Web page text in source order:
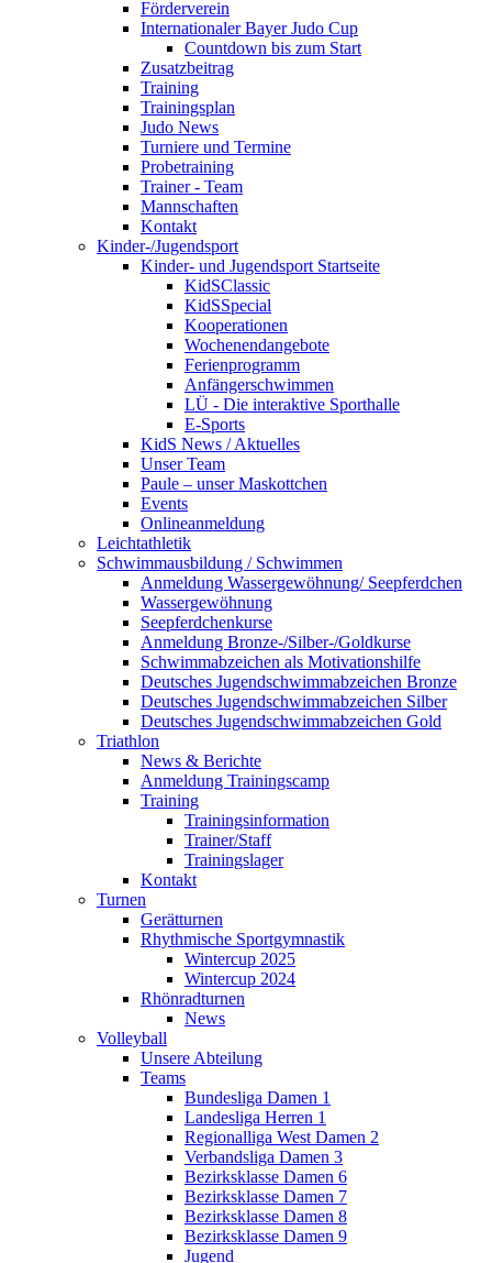
Förderverein
Internationaler Bayer Judo Cup
Countdown bis zum Start
Zusatzbeitrag
Training
Trainingsplan
Judo News
Turniere und Termine
Probetraining
Trainer - Team
Mannschaften
Kontakt
Kinder-/Jugendsport
Kinder- und Jugendsport Startseite
KidSClassic
KidSSpecial
Kooperationen
Wochenendangebote
Ferienprogramm
Anfängerschwimmen
LÜ - Die interaktive Sporthalle
E-Sports
KidS News / Aktuelles
Unser Team
Paule – unser Maskottchen
Events
Onlineanmeldung
Leichtathletik
Schwimmausbildung / Schwimmen
Anmeldung Wassergewöhnung/ Seepferdchen
Wassergewöhnung
Seepferdchenkurse
Anmeldung Bronze-/Silber-/Goldkurse
Schwimmabzeichen als Motivationshilfe
Deutsches Jugendschwimmabzeichen Bronze
Deutsches Jugendschwimmabzeichen Silber
Deutsches Jugendschwimmabzeichen Gold
Triathlon
News & Berichte
Anmeldung Trainingscamp
Training
Trainingsinformation
Trainer/Staff
Trainingslager
Kontakt
Turnen
Gerätturnen
Rhythmische Sportgymnastik
Wintercup 2025
Wintercup 2024
Rhönradturnen
News
Volleyball
Unsere Abteilung
Teams
Bundesliga Damen 1
Landesliga Herren 1
Regionalliga West Damen 2
Verbandsliga Damen 3
Bezirksklasse Damen 6
Bezirksklasse Damen 7
Bezirksklasse Damen 8
Bezirksklasse Damen 9
Jugend